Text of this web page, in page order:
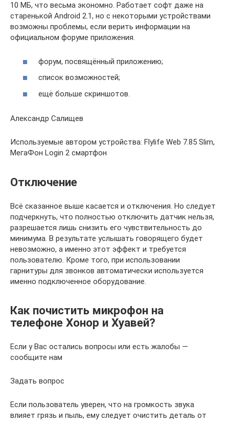
10 МБ, что весьма экономно. Работает софт даже на
старенькой Android 2.1, но с некоторыми устройствами
возможны проблемы, если верить информации на
официальном форуме приложения.
форум, посвящённый приложению;
список возможностей;
ещё больше скриншотов.
Александр Салищев
Используемые автором устройства: Flylife Web 7.85 Slim,
МегаФон Login 2 смартфон
Отключение
Всё сказанное выше касается и отключения. Но следует
подчеркнуть, что полностью отключить датчик нельзя,
разрешается лишь снизить его чувствительность до
минимума. В результате услышать говорящего будет
невозможно, а именно этот эффект и требуется
пользователю. Кроме того, при использовании
гарнитуры для звонков автоматически используется
именно подключенное оборудование.
Как почистить микрофон на
телефоне Хонор и Хуавей?
Если у Вас остались вопросы или есть жалобы —
сообщите нам
Задать вопрос
Если пользователь уверен, что на громкость звука
влияет грязь и пыль, ему следует очистить деталь от